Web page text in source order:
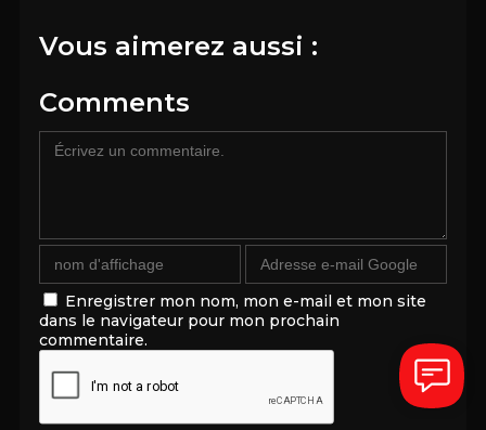
Vous aimerez aussi :
Comments
Enregistrer mon nom, mon e-mail et mon site
dans le navigateur pour mon prochain
commentaire.